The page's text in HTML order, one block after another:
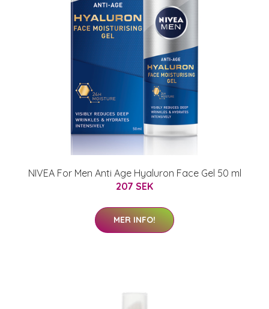
NIVEA For Men Anti Age Hyaluron Face Gel 50 ml
207 SEK
MER INFO!